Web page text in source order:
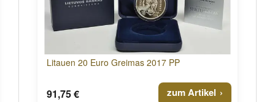
Litauen 20 Euro Greimas 2017 PP
91,75 € zum Artikel